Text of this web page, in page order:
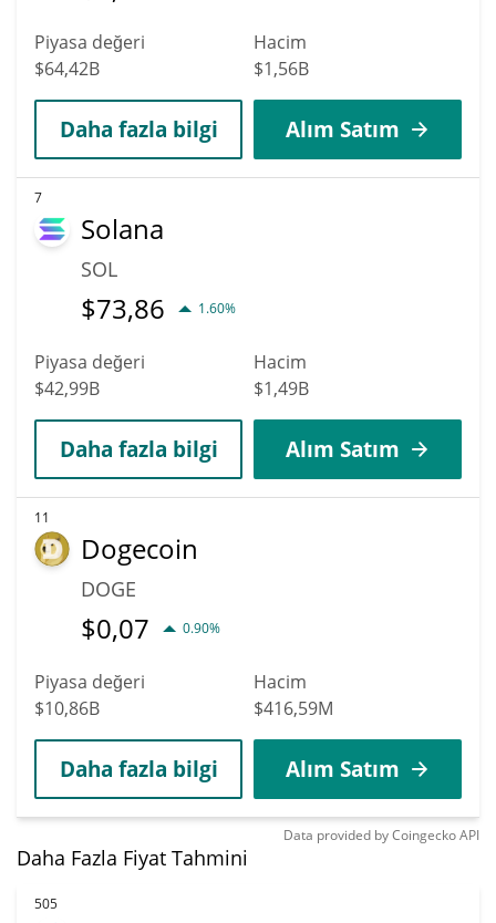
Piyasa değeri
$64,42B
Hacim
$1,56B
Daha fazla bilgi Alım Satım
7
Solana
SOL
$73,86 1.60%
Piyasa değeri
$42,99B
Hacim
$1,49B
Daha fazla bilgi Alım Satım
11
Dogecoin
DOGE
$0,07 0.90%
Piyasa değeri
$10,86B
Hacim
$416,59M
Daha fazla bilgi Alım Satım
Data provided byCoingeckoAPI
Daha Fazla Fiyat Tahmini
505